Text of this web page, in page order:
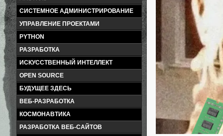
СИСТЕМНОЕ АДМИНИСТРИРОВАНИЕ
УПРАВЛЕНИЕ ПРОЕКТАМИ
PYTHON
РАЗРАБОТКА
ИСКУССТВЕННЫЙ ИНТЕЛЛЕКТ
OPEN SOURCE
БУДУЩЕЕ ЗДЕСЬ
ВЕБ-РАЗРАБОТКА
КОСМОНАВТИКА
РАЗРАБОТКА ВЕБ-САЙТОВ